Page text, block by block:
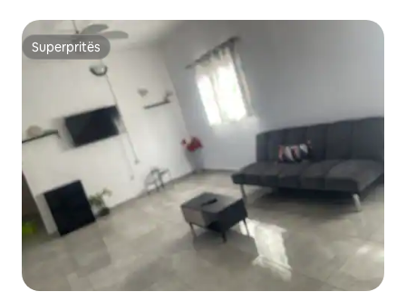
Superpritës
Superpritës